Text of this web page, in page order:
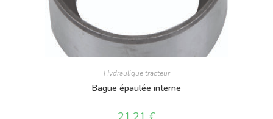
Hydraulique tracteur
Bague épaulée interne